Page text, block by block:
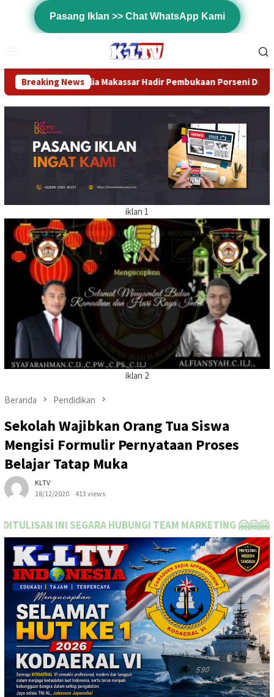
Pasang Iklan >> Chat WhatsApp Kami
Mobile
Breaking News
Hadir Pembukaan Porseni Dan Dilanjutkan Antimeger Yang
iklan 1
iklan 2
Beranda Pendidikan
Sekolah Wajibkan Orang Tua Siswa
Mengisi Formulir Pernyataan Proses
Belajar Tatap Muka
KLTV
18/12/2020
413 views
TEAM MARKETING 🤗🤗🤗